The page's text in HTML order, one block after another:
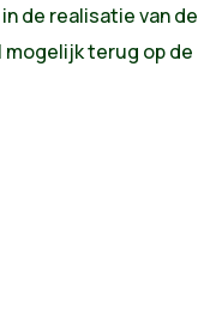
de realisatie van de
terug op de